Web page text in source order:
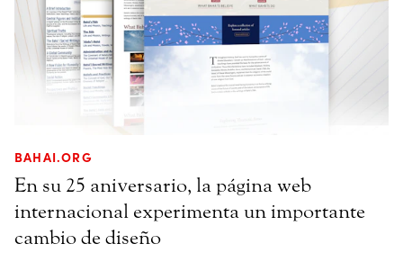
BAHAI.ORG
En su 25 aniversario, la página web
internacional experimenta un importante
cambio de diseño